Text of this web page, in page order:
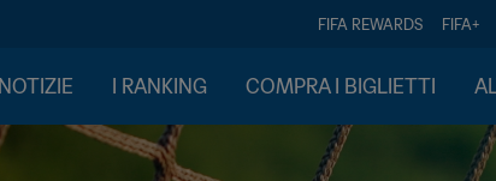
FIFA REWARDS FIFA+
NOTIZIE I RANKING COMPRA I BIGLIETTI